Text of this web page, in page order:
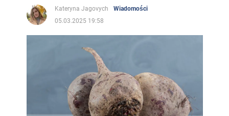
Kateryna Jagovych
Wiadomości
05.03.2025 19:58